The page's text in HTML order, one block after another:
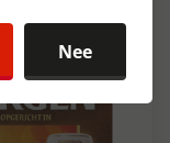
Nee